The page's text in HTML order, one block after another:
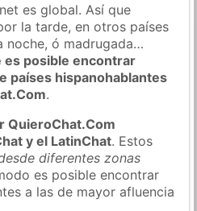
es global. Así que
la tarde, en otros países
noche, ó madrugada…
es posible encontrar
países hispanohablantes
.
QuieroChat.Com
y el LatinChat. Estos
diferentes zonas
es posible encontrar
a las de mayor afluencia